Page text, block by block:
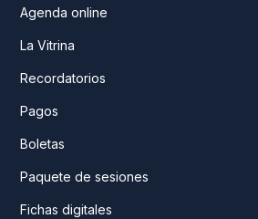
Agenda online
La Vitrina
Recordatorios
Pagos
Boletas
Paquete de sesiones
Fichas digitales